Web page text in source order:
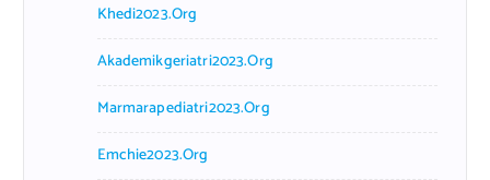
Khedi2023.org
Akademikgeriatri2023.org
Marmarapediatri2023.org
Emchie2023.org